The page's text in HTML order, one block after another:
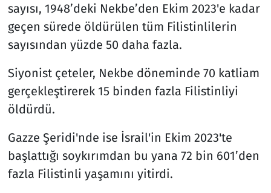
sayısı, 1948’deki Nekbe’den Ekim 2023'e kadar
geçen sürede öldürülen tüm Filistinlilerin
sayısından yüzde 50 daha fazla.
Siyonist çeteler, Nekbe döneminde 70 katliam
gerçekleştirerek 15 binden fazla Filistinliyi
öldürdü.
Gazze Şeridi'nde ise İsrail'in Ekim 2023'te
başlattığı soykırımdan bu yana 72 bin 601’den
fazla Filistinli yaşamını yitirdi.